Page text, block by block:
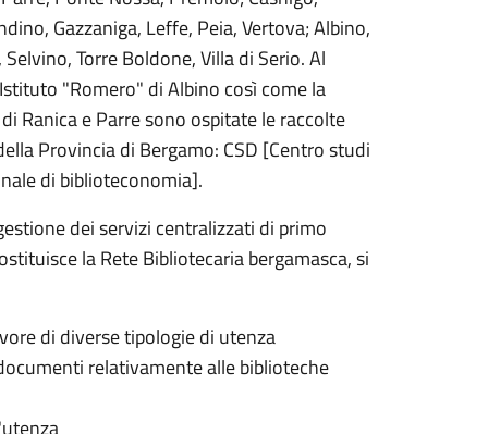
Gazzaniga, Leffe, Peia, Vertova; Albino,
Torre Boldone, Villa di Serio. Al
"Romero" di Albino così come la
Ranica e Parre sono ospitate le raccolte
Provincia di Bergamo: CSD [Centro studi
di biblioteconomia].
dei servizi centralizzati di primo
la Rete Bibliotecaria bergamasca, si
di diverse tipologie di utenza
relativamente alle biblioteche